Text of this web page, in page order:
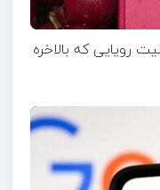
پرو/ سه قابلیت رویایی که بالاخره